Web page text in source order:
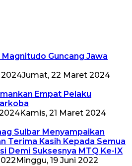
Magnitudo Guncang Jawa
Jumat, 22 Maret 2024
Empat Pelaku
Kamis, 21 Maret 2024
Sulbar Menyampaikan
Terima Kasih Kepada Semua
Demi Suksesnya MTQ Ke-IX
Minggu, 19 Juni 2022